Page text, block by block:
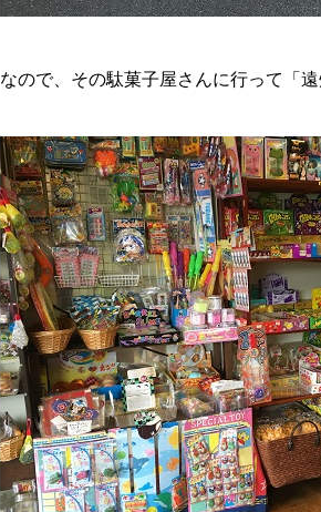
なので、その駄菓子屋さんに行って「